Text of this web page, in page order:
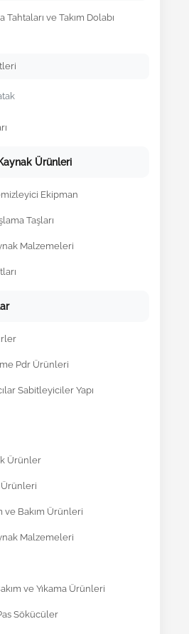
Tahtaları ve Takım Dolabı
Ürünleri
Ekipman
Taşları
Malzemeleri
Pdr Ürünleri
Sabitleyiciler Yapı
Ürünler
Ürünleri
ve Bakım Ürünleri
Malzemeleri
ve Yıkama Ürünleri
Sökücüler